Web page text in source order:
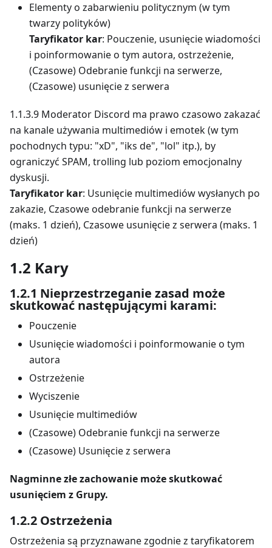
Elementy o zabarwieniu politycznym (w tym
twarzy polityków)
Taryfikator kar: Pouczenie, usunięcie wiadomości
i poinformowanie o tym autora, ostrzeżenie,
(Czasowe) Odebranie funkcji na serwerze,
(Czasowe) usunięcie z serwera
1.1.3.9 Moderator Discord ma prawo czasowo zakazać
na kanale używania multimediów i emotek (w tym
pochodnych typu: "xD", "iks de", "lol" itp.), by
ograniczyć SPAM, trolling lub poziom emocjonalny
dyskusji.
Taryfikator kar: Usunięcie multimediów wysłanych po
zakazie, Czasowe odebranie funkcji na serwerze
(maks. 1 dzień), Czasowe usunięcie z serwera (maks. 1
dzień)
1.2 Kary
1.2.1 Nieprzestrzeganie zasad może
skutkować następującymi karami:
Pouczenie
Usunięcie wiadomości i poinformowanie o tym
autora
Ostrzeżenie
Wyciszenie
Usunięcie multimediów
(Czasowe) Odebranie funkcji na serwerze
(Czasowe) Usunięcie z serwera
Nagminne złe zachowanie może skutkować
usunięciem z Grupy.
1.2.2 Ostrzeżenia
Ostrzeżenia są przyznawane zgodnie z taryfikatorem